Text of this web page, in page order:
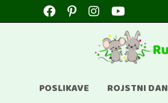
POSLIKAVE ROJSTNI DAN